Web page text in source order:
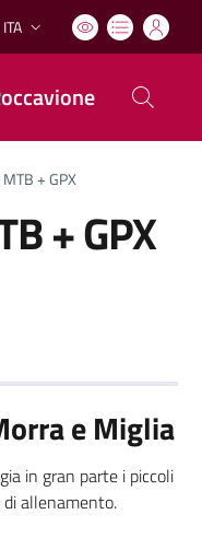
Lingua attiva:
ITA
+ GPX
+ GPX
e Miglia
in gran parte i piccoli
allenamento.